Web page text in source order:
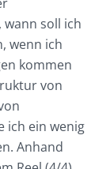
wann soll ich
wenn ich
kommen
von
ich ein wenig
Anhand